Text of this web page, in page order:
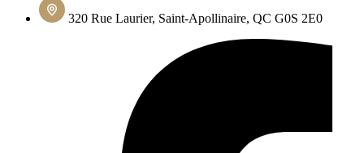
320 Rue Laurier, Saint-Apollinaire, QC G0S 2E0